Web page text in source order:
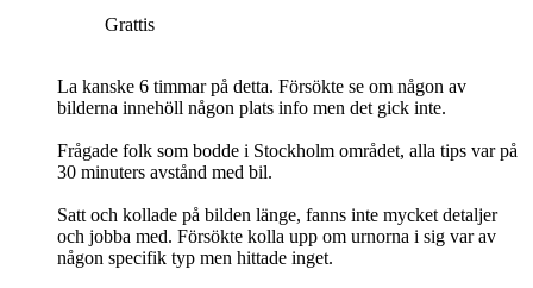
Grattis
La kanske 6 timmar på detta. Försökte se om någon av
bilderna innehöll någon plats info men det gick inte.
Frågade folk som bodde i Stockholm området, alla tips var på
30 minuters avstånd med bil.
Satt och kollade på bilden länge, fanns inte mycket detaljer
och jobba med. Försökte kolla upp om urnorna i sig var av
någon specifik typ men hittade inget.